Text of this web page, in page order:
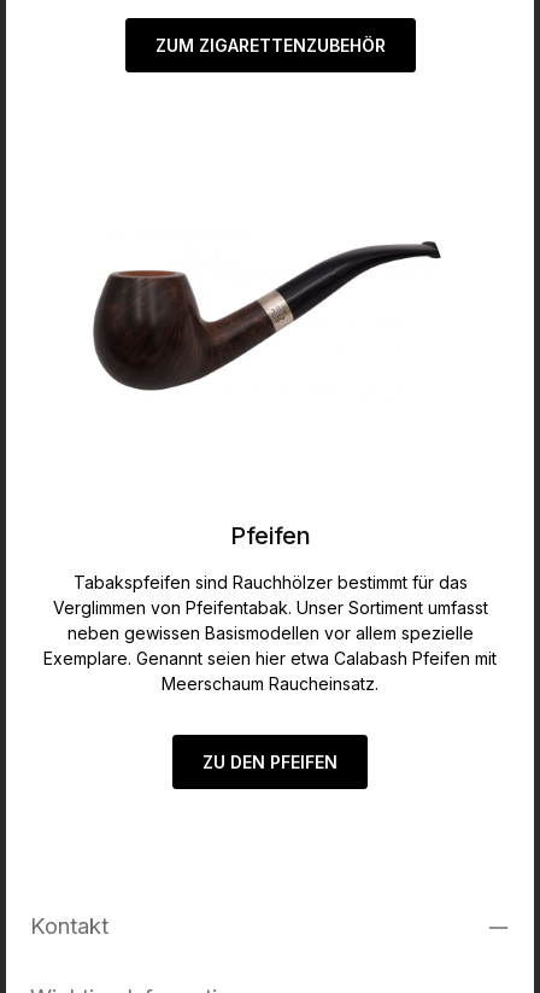
ZUM ZIGARETTENZUBEHÖR
Pfeifen
Tabakspfeifen sind Rauchhölzer bestimmt für das
Verglimmen von Pfeifentabak. Unser Sortiment umfasst
neben gewissen Basismodellen vor allem spezielle
Exemplare. Genannt seien hier etwa Calabash Pfeifen mit
Meerschaum Raucheinsatz.
ZU DEN PFEIFEN
Kontakt